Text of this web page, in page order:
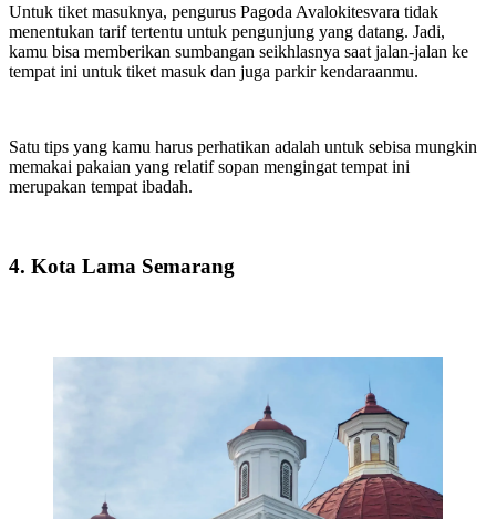
Untuk tiket masuknya, pengurus Pagoda Avalokitesvara tidak
menentukan tarif tertentu untuk pengunjung yang datang. Jadi,
kamu bisa memberikan sumbangan seikhlasnya saat jalan-jalan ke
tempat ini untuk tiket masuk dan juga parkir kendaraanmu.
Satu tips yang kamu harus perhatikan adalah untuk sebisa mungkin
memakai pakaian yang relatif sopan mengingat tempat ini
merupakan tempat ibadah.
4. Kota Lama Semarang